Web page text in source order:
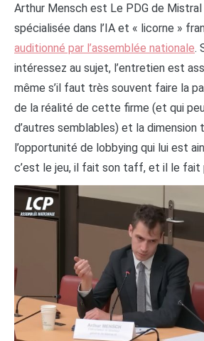
Arthur Mensch est Le PDG de
spécialisée dans l’IA et « licorne »
auditionné par l’assemblée nationale.
intéressez au sujet, l’entretien est
même s’il faut très souvent faire la
de la réalité de cette firme (et qui
d’autres semblables) et la dimension
l’opportunité de lobbying qui lui est
c’est le jeu, il fait son taff, et il le